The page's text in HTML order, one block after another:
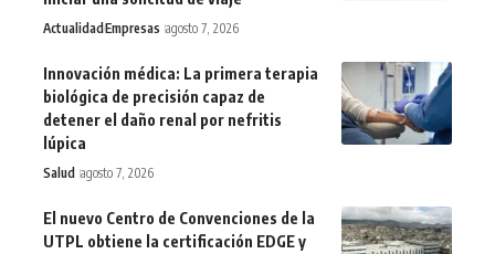
ActualidadEmpresas agosto 7, 2026
Innovación médica: La primera terapia
biológica de precisión capaz de
detener el daño renal por nefritis
lúpica
Salud agosto 7, 2026
El nuevo Centro de Convenciones de la
UTPL obtiene la certificación EDGE y